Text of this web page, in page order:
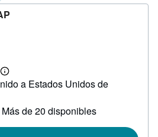
Más
información
tarifas
envío
a Estados Unidos de
de 20 disponibles